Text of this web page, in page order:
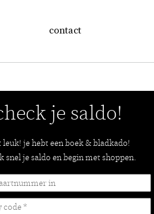
contact
je saldo!
leuk! je hebt een boek & bladkado!
snel je saldo en begin met shoppen.